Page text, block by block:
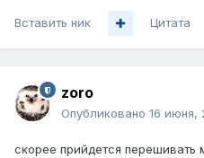
Вставить ник Цитата
zoro
Опубликовано 16 июня,
скорее прийдется перешивать